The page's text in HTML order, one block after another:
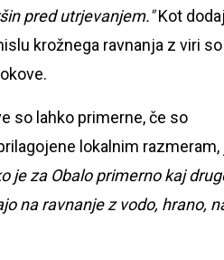
pred utrjevanjem."Kot
krožnega ravnanja z viri so
so lahko primerne, če so
lokalnim razmeram,
je za Obalo primerno kaj
na ravnanje z vodo, hrano,